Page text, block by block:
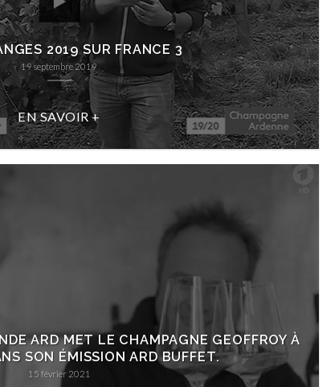
2019 SUR FRANCE 3
19 septembre 2019
EN SAVOIR +
ARD MET LE CHAMPAGNE GEOFFROY À
SON ÉMISSION ARD BUFFET.
15 février 2021